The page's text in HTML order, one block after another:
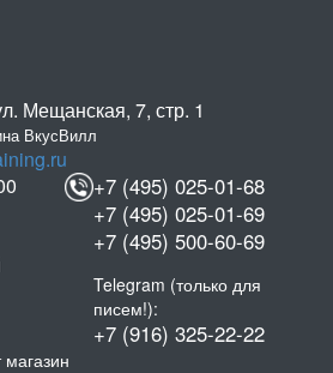
Мещанская, 7, стр. 1
ВкусВилл
+7 (495) 025-01-68
+7 (495) 025-01-69
+7 (495) 500-60-69
Telegram (только для
писем!):
+7 (916) 325-22-22